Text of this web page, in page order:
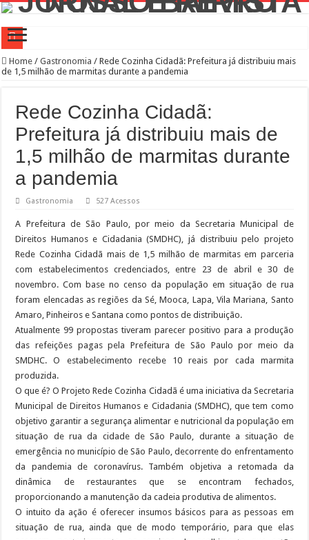
Prefeitura Presente Lapa
4 novos Bosques Urbanos na região central com mais de 4 mil árvores
PREFEITURA PRESENTE LAPA
WST Burguer: uma história de superação, paixão pela gastronomia e amor pelo
Feira de adoção Lagunitas e Amigos de São Francisco no Parque Villa-Lobos
Conselho Participativo debate zeladoria na Lapa
Saiba como realizar serviços de Creci-SP, Coren-SP e Crea-SP com auxílio do
Bibliotecas Municipais atraem mais de 1,5 milhão de visitantes com
Home / Gastronomia / Rede Cozinha Cidadã: Prefeitura já distribuiu mais
de 1,5 milhão de marmitas durante a pandemia
Rede Cozinha Cidadã:
Prefeitura já distribuiu mais de
1,5 milhão de marmitas durante
a pandemia
Gastronomia 527 Acessos
A Prefeitura de São Paulo, por meio da Secretaria Municipal de
Direitos Humanos e Cidadania (SMDHC), já distribuiu pelo projeto
Rede Cozinha Cidadã mais de 1,5 milhão de marmitas em parceria
com estabelecimentos credenciados, entre 23 de abril e 30 de
novembro. Com base no censo da população em situação de rua
foram elencadas as regiões da Sé, Mooca, Lapa, Vila Mariana, Santo
Amaro, Pinheiros e Santana como pontos de distribuição.
Atualmente 99 propostas tiveram parecer positivo para a produção
das refeições pagas pela Prefeitura de São Paulo por meio da
SMDHC. O estabelecimento recebe 10 reais por cada marmita
produzida.
O que é? O Projeto Rede Cozinha Cidadã é uma iniciativa da Secretaria
Municipal de Direitos Humanos e Cidadania (SMDHC), que tem como
objetivo garantir a segurança alimentar e nutricional da população em
situação de rua da cidade de São Paulo, durante a situação de
emergência no município de São Paulo, decorrente do enfrentamento
da pandemia de coronavírus. Também objetiva a retomada da
dinâmica de restaurantes que se encontram fechados,
proporcionando a manutenção da cadeia produtiva de alimentos.
O intuito da ação é oferecer insumos básicos para as pessoas em
situação de rua, ainda que de modo temporário, para que elas